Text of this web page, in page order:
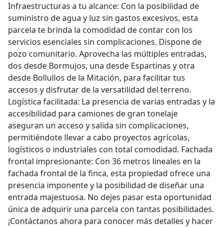
Infraestructuras a tu alcance: Con la posibilidad de
suministro de agua y luz sin gastos excesivos, esta
parcela te brinda la comodidad de contar con los
servicios esenciales sin complicaciones. Dispone de
pozo comunitario. Aprovecha las múltiples entradas,
dos desde Bormujos, una desde Espartinas y otra
desde Bollullos de la Mitación, para facilitar tus
accesos y disfrutar de la versatilidad del terreno.
Logística facilitada: La presencia de varias entradas y la
accesibilidad para camiones de gran tonelaje
aseguran un acceso y salida sin complicaciones,
permitiéndote llevar a cabo proyectos agrícolas,
logísticos o industriales con total comodidad. Fachada
frontal impresionante: Con 36 metros lineales en la
fachada frontal de la finca, esta propiedad ofrece una
presencia imponente y la posibilidad de diseñar una
entrada majestuosa. No dejes pasar esta oportunidad
única de adquirir una parcela con tantas posibilidades.
¡Contáctanos ahora para conocer más detalles y hacer